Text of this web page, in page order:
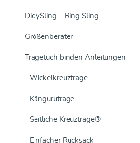
DidySling – Ring Sling
Größenberater
Tragetuch binden Anleitungen
Wickelkreuztrage
Kängurutrage
Seitliche Kreuztrage®
Einfacher Rucksack